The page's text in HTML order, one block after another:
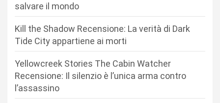
salvare il mondo
Kill the Shadow Recensione: La verità di Dark
Tide City appartiene ai morti
Yellowcreek Stories The Cabin Watcher
Recensione: Il silenzio è l’unica arma contro
l’assassino